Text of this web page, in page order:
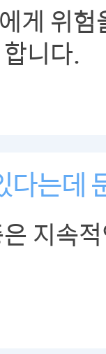
게 위
니다.
다는데
지속